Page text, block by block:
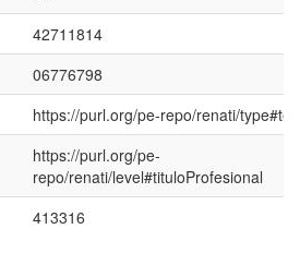
42711814
06776798
https://purl.org/pe-repo/renati/
https://purl.org/pe-
repo/renati/level#tituloProfesional
413316